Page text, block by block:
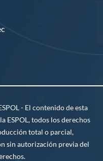
- El contenido de esta
ESPOL, todos los derechos
total o parcial,
sin autorización previa del